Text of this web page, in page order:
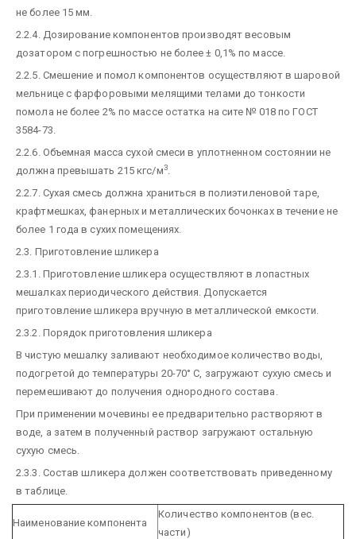
не более 15 мм.
2.2.4. Дозирование компонентов производят весовым
дозатором с погрешностью не более ± 0,1% по массе.
2.2.5. Смешение и помол компонентов осуществляют в шаровой
мельнице с фарфоровыми мелящими телами до тонкости
помола не более 2% по массе остатка на сите № 018 по ГОСТ
3584-73.
2.2.6. Объемная масса сухой смеси в уплотненном состоянии не
должна превышать 215 кгс/м3.
2.2.7. Сухая смесь должна храниться в полиэтиленовой таре,
крафтмешках, фанерных и металлических бочонках в течение не
более 1 года в сухих помещениях.
2.3. Приготовление шликера
2.3.1. Приготовление шликера осуществляют в лопастных
мешалках периодического действия. Допускается
приготовление шликера вручную в металлической емкости.
2.3.2. Порядок приготовления шликера
В чистую мешалку заливают необходимое количество воды,
подогретой до температуры 20-70° С, загружают сухую смесь и
перемешивают до получения однородного состава.
При применении мочевины ее предварительно растворяют в
воде, а затем в полученный раствор загружают остальную
сухую смесь.
2.3.3. Состав шликера должен соответствовать приведенному
в таблице.
Наименование компонента
Количество компонентов (вес.
части)